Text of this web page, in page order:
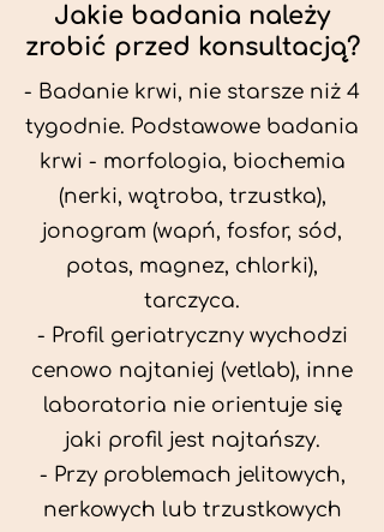
Jakie badania należy
zrobić przed konsultacją?
- Badanie krwi, nie starsze niż 4
tygodnie. Podstawowe badania
krwi - morfologia, biochemia
(nerki, wątroba, trzustka),
jonogram (wapń, fosfor, sód,
potas, magnez, chlorki),
tarczyca.
- Profil geriatryczny wychodzi
cenowo najtaniej (vetlab), inne
laboratoria nie orientuje się
jaki profil jest najtańszy.
- Przy problemach jelitowych,
nerkowych lub trzustkowych